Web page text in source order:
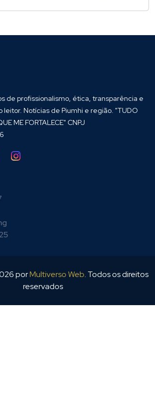
de profissionalismo, ética, transparência e
leitor. Notícias de Piumhi e região. "TUDO
ME FORTALECE" CNPJ
porMultiverso Web. Todos os direitos
reservados